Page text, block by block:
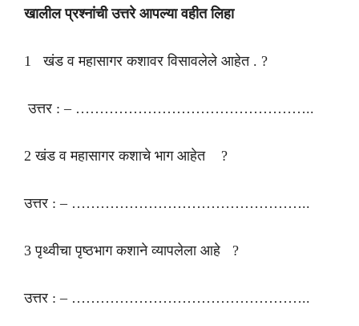
खालील प्रश्नांची उत्तरे आपल्या वहीत लिहा
1 खंड व महासागर कशावर विसावलेले आहेत . ?
उत्तर : – …………………………………………..
2 खंड व महासागर कशाचे भाग आहेत ?
उत्तर : – …………………………………………..
3 पृथ्वीचा पृष्ठभाग कशाने व्यापलेला आहे ?
उत्तर : – …………………………………………..